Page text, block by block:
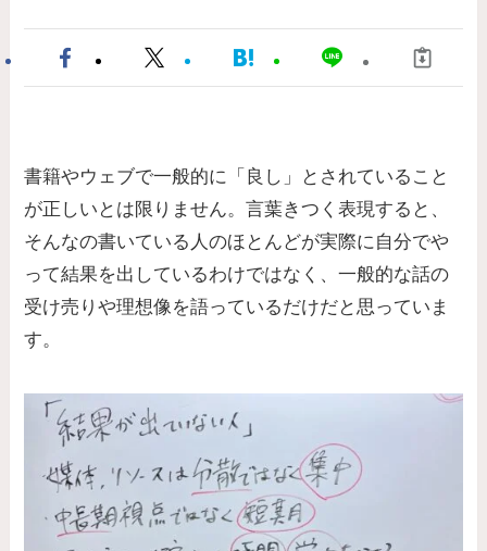
書籍やウェブで一般的に「良し」とされていること
が正しいとは限りません。言葉きつく表現すると、
そんなの書いている人のほとんどが実際に自分でや
って結果を出しているわけではなく、一般的な話の
受け売りや理想像を語っているだけだと思っていま
す。